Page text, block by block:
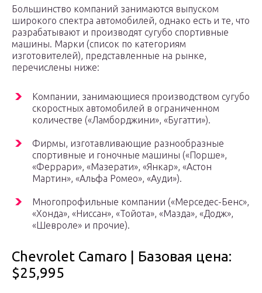
Большинство компаний занимаются выпуском
широкого спектра автомобилей, однако есть и те, что
разрабатывают и производят сугубо спортивные
машины. Марки (список по категориям
изготовителей), представленные на рынке,
перечислены ниже:
Компании, занимающиеся производством сугубо
скоростных автомобилей в ограниченном
количестве («Ламборджини», «Бугатти»).
Фирмы, изготавливающие разнообразные
спортивные и гоночные машины («Порше»,
«Феррари», «Мазерати», «Янкар», «Астон
Мартин», «Альфа Ромео», «Ауди»).
Многопрофильные компании («Мерседес-Бенс»,
«Хонда», «Ниссан», «Тойота», «Мазда», «Додж»,
«Шевроле» и прочие).
Chevrolet Camaro | Базовая цена:
$25,995